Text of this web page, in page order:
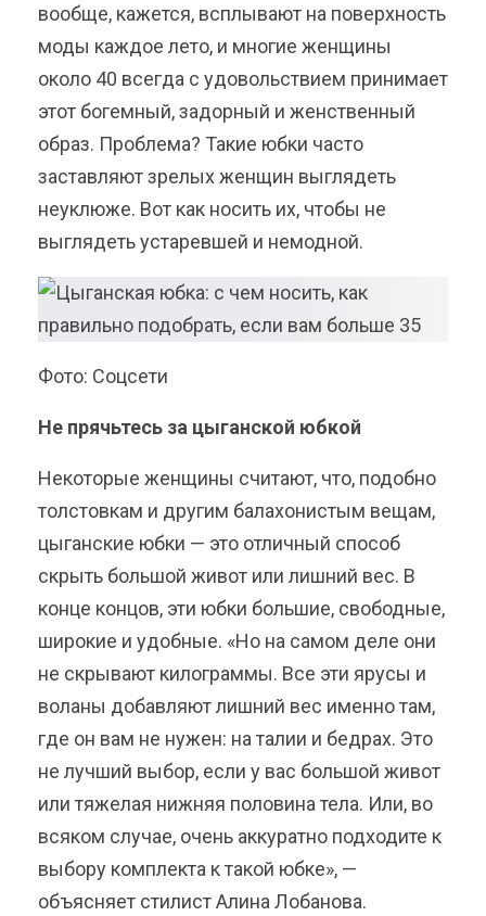
вообще, кажется, всплывают на поверхность
моды каждое лето, и многие женщины
около 40 всегда с удовольствием принимает
этот богемный, задорный и женственный
образ. Проблема? Такие юбки часто
заставляют зрелых женщин выглядеть
неуклюже. Вот как носить их, чтобы не
выглядеть устаревшей и немодной.
Фото: Соцсети
Не прячьтесь за цыганской юбкой
Некоторые женщины считают, что, подобно
толстовкам и другим балахонистым вещам,
цыганские юбки — это отличный способ
скрыть большой живот или лишний вес. В
конце концов, эти юбки большие, свободные,
широкие и удобные. «Но на самом деле они
не скрывают килограммы. Все эти ярусы и
воланы добавляют лишний вес именно там,
где он вам не нужен: на талии и бедрах. Это
не лучший выбор, если у вас большой живот
или тяжелая нижняя половина тела. Или, во
всяком случае, очень аккуратно подходите к
выбору комплекта к такой юбке», —
объясняет стилист Алина Лобанова.